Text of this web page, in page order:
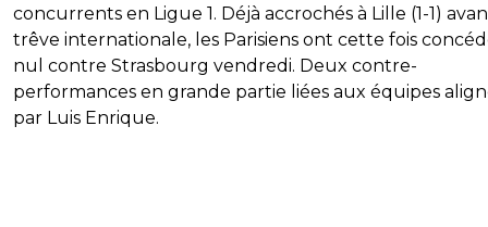
concurrents en Ligue 1. Déjà accrochés à Lille (1-1)
trêve internationale, les Parisiens ont cette fois
nul contre Strasbourg vendredi. Deux contre-
performances en grande partie liées aux équipes
par Luis Enrique.